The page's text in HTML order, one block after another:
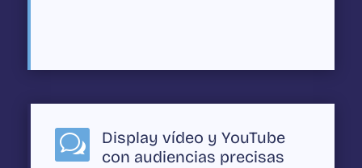
w
Display vídeo y YouTube
con audiencias precisas